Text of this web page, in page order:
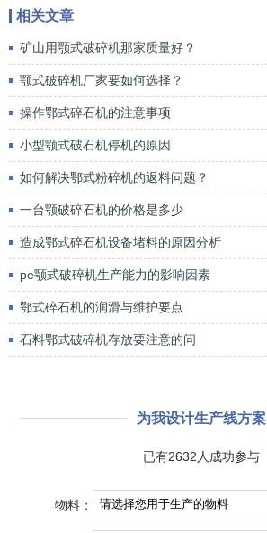
相关文章
矿山用颚式破碎机那家质量好？
颚式破碎机厂家要如何选择？
操作鄂式碎石机的注意事项
小型颚式破石机停机的原因
如何解决鄂式粉碎机的返料问题？
一台颚破碎石机的价格是多少
造成鄂式碎石机设备堵料的原因分析
pe颚式破碎机生产能力的影响因素
鄂式碎石机的润滑与维护要点
石料鄂式破碎机存放要注意的问
为我设计生产线方案
已有2632人成功参与
物料：